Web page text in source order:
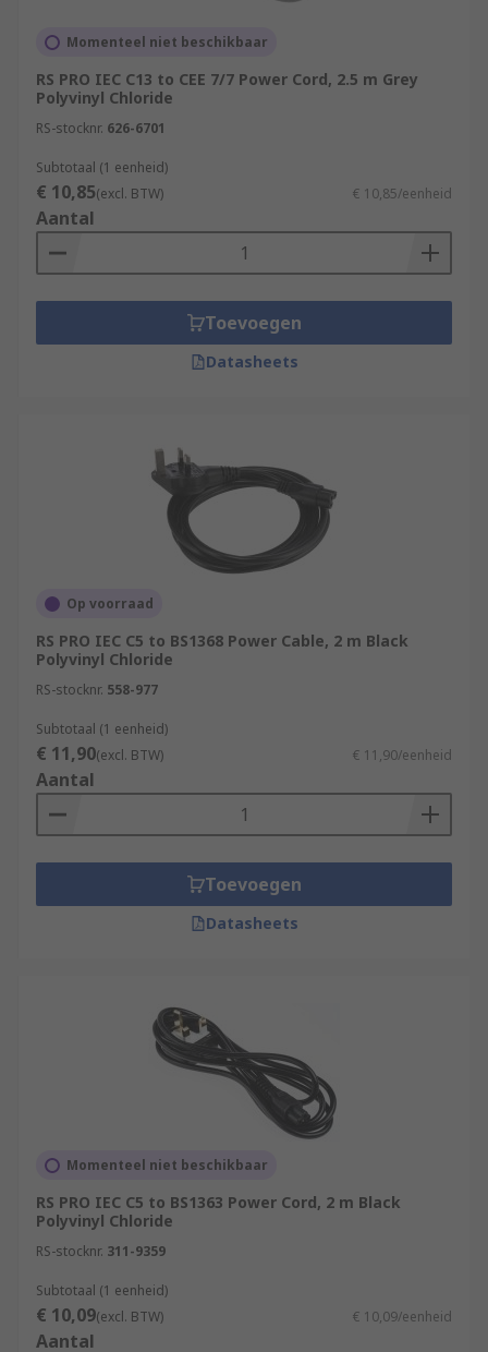
cable assemblies will suit varying requirements.
What type of cable material is available?
Protection of the wires is of high importance with
a power cord. Each of these cables is fully
equipped with high quality, thick outer sheath.
This way the wires will remain untouched and
undamaged, both for safety and longevity
reasons. The materials available are both PVC
and PSE.
Momenteel niet beschikbaar
RS PRO IEC C13 to CEE 7/7 Power Cord, 2.5 m Grey
Polyvinyl Chloride
RS-stocknr. 626-6701
Subtotaal (1 eenheid)
€ 10,85(excl. BTW) € 10,85/eenheid
Aantal
Toevoegen
Datasheets
Op voorraad
RS PRO IEC C5 to BS1368 Power Cable, 2 m Black
Polyvinyl Chloride
RS-stocknr. 558-977
Subtotaal (1 eenheid)
€ 11,90(excl. BTW) € 11,90/eenheid
Aantal
Toevoegen
Datasheets
Momenteel niet beschikbaar
RS PRO IEC C5 to BS1363 Power Cord, 2 m Black
Polyvinyl Chloride
RS-stocknr. 311-9359
Subtotaal (1 eenheid)
€ 10,09(excl. BTW) € 10,09/eenheid
Aantal